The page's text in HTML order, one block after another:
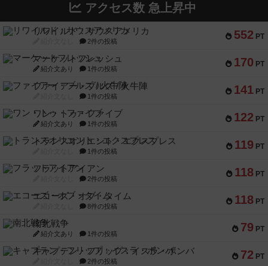
アクセス数 急上昇中
552 PT
リワイルド：サウスアメリカ
2件の投稿
170 PT
マーケットフレッシュ
紹介文あり 1件の投稿
141 PT
ファイアー・ブルズ / 火牛陣
1件の投稿
122 PT
ワン・トゥ・ファイブ
紹介文あり 1件の投稿
119 PT
トランスオリエント・エクスプレス
1件の投稿
118 PT
フラットアイアン
2件の投稿
118 PT
エコーズ・オブ・タイム
8件の投稿
79 PT
南北戦争
紹介文あり 1件の投稿
72 PT
キャプテン・フリップ：イスラ・ボンバ
2件の投稿